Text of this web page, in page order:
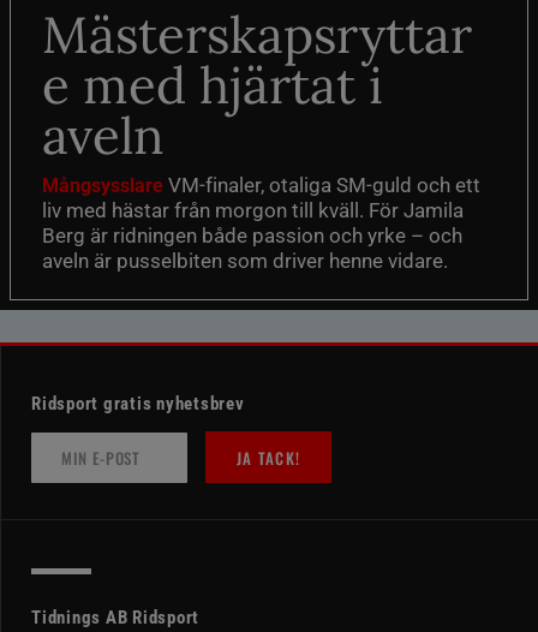
Mästerskapsryttar
e med hjärtat i
aveln
Mångsysslare VM-finaler, otaliga SM-guld och ett
liv med hästar från morgon till kväll. För Jamila
Berg är ridningen både passion och yrke – och
aveln är pusselbiten som driver henne vidare.
Ridsport gratis nyhetsbrev
JA TACK!
Tidnings AB Ridsport